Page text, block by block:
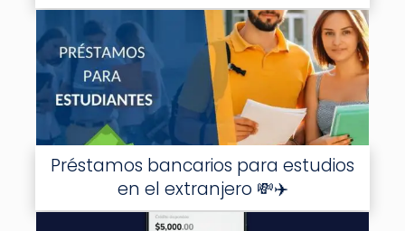
Préstamos bancarios para estudios
en el extranjero 💸✈️